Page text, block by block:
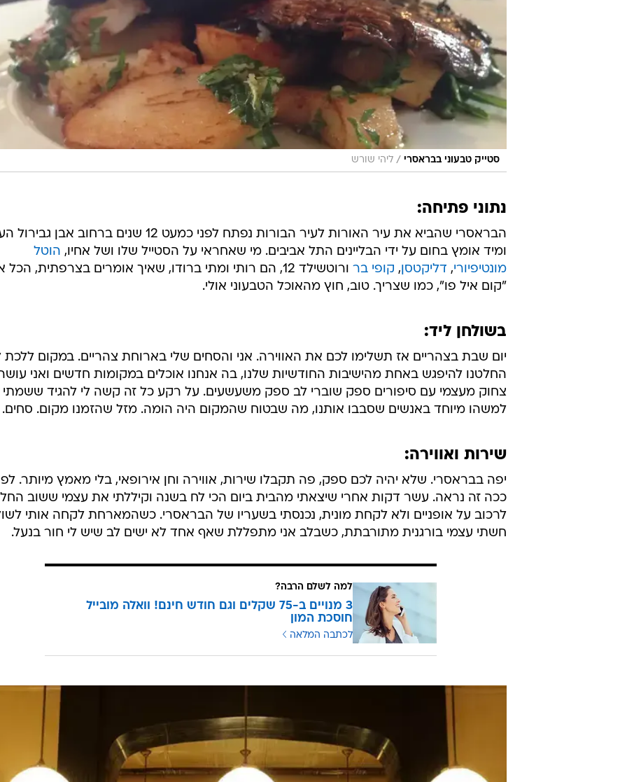
סטייק טבעוני בבראסרי / ליהי שורש
נתוני פתיחה:
הבראסרי שהביא את עיר האורות לעיר הבורות נפתח לפני כמעט 12 שנים ברחוב אבן
ומיד אומץ בחום על ידי הבליינים התל אביבים. מי שאחראי על הסטייל שלו ושל אחיו, הוטל
מונטיפיורי, דליקטסן, קופי בר
ורוטשילד 12, הם רותי ומתי ברודו, שאיך אומרים בצרפתית,
"קום איל פו", כמו שצריך. טוב, חוץ מהאוכל הטבעוני אולי.
בשולחן ליד:
יום שבת בצהריים אז תשלימו לכם את האווירה. אני והסחים שלי בארוחת צהריים. במקום ללכת
החלטנו להיפגש באחת מהישיבות החודשיות שלנו, בה אנחנו אוכלים במקומות חדשים ואני
צחוק מעצמי עם סיפורים ספק שוברי לב ספק משעשעים. על רקע כל זה קשה לי להגיד ששמתי
למשהו מיוחד באנשים שסבבו אותנו, מה שבטוח שהמקום היה הומה. מזל שהזמנו מקום. סחים.
שירות ואווירה:
יפה בבראסרי. שלא יהיה לכם ספק, פה תקבלו שירות, אווירה וחן אירופאי, בלי מאמץ מיותר.
ככה זה נראה. עשר דקות אחרי שיצאתי מהבית ביום הכי לח בשנה וקיללתי את עצמי ששוב
לרכוב על אופניים ולא לקחת מונית, נכנסתי בשעריו של הבראסרי. כשהמארחת לקחה אותי
חשתי עצמי בורגנית מתורבתת, כשבלב אני מתפללת שאף אחד לא ישים לב שיש לי חור בנעל.
למה לשלם הרבה?
3 מנויים ב-75 שקלים וגם חודש חינם! וואלה מובייל
חוסכת המון
לכתבה המלאה